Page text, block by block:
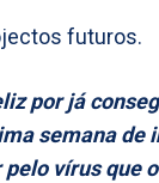
futuros.
por já
semana de
pelo vírus que